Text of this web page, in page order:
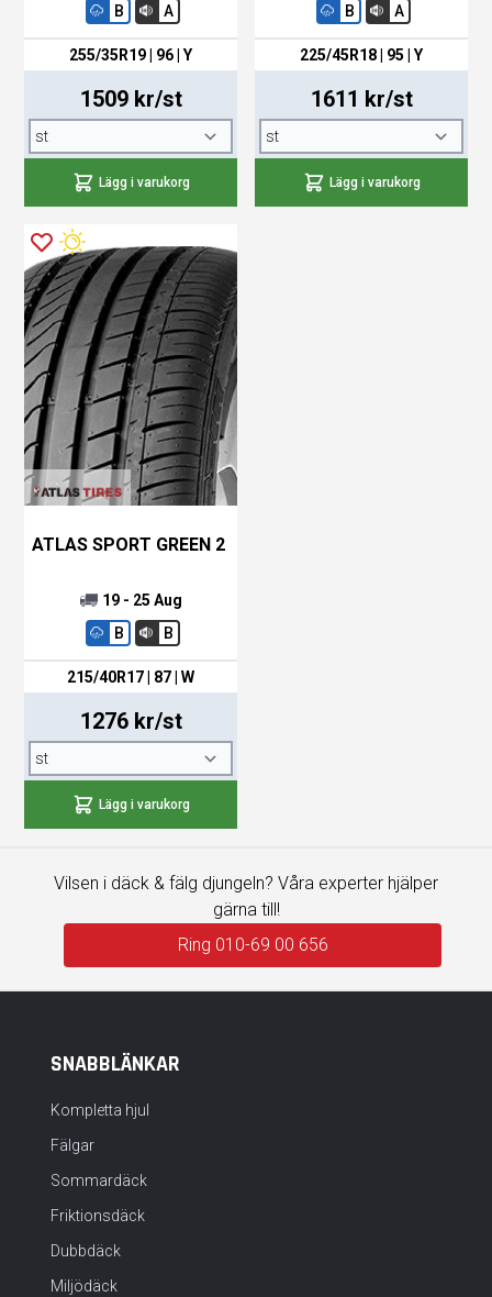
B
A
255/35R19 | 96 | Y
1509 kr/st
Lägg i varukorg
B
A
225/45R18 | 95 | Y
1611 kr/st
Lägg i varukorg
ATLAS SPORT GREEN 2
19 - 25 Aug
B
B
215/40R17 | 87 | W
1276 kr/st
Lägg i varukorg
Vilsen i däck & fälg djungeln? Våra experter hjälper
gärna till!
Ring 010-69 00 656
SNABBLÄNKAR
Kompletta hjul
Fälgar
Sommardäck
Friktionsdäck
Dubbdäck
Miljödäck